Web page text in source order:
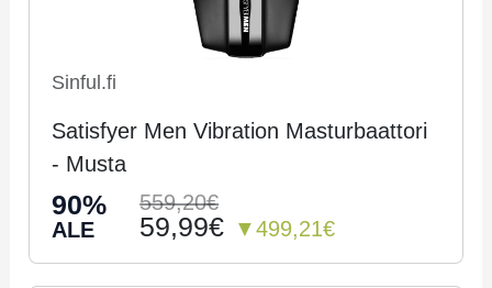
Sinful.fi
Satisfyer Men Vibration Masturbaattori
- Musta
90%
ALE
559,20€
59,99€ ▼499,21€